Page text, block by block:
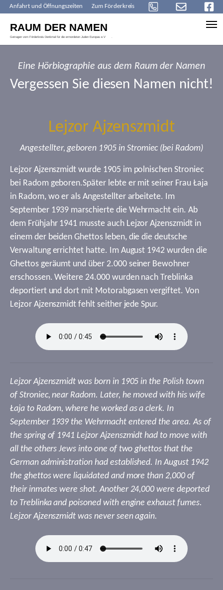
Anfahrt und Öffnungszeiten Zum Förderkreis
Eine Hörbiographie aus dem Raum der Namen
Vergessen Sie diesen Namen nicht!
Lejzor Ajzenszmidt
Angestellter, geboren 1905 in Stromiec (bei Radom)
Lejzor Ajzenszmidt wurde 1905 im polnischen Stroniec
bei Radom geboren.Später lebte er mit seiner Frau Łaja
in Radom, wo er als Angestellter arbeitete. Im
September 1939 marschierte die Wehrmacht ein. Ab
dem Frühjahr 1941 musste auch Lejzor Ajzenszmidt in
einem der beiden Ghettos leben, die die deutsche
Verwaltung errichtet hatte. Im August 1942 wurden die
Ghettos geräumt und über 2.000 seiner Bewohner
erschossen. Weitere 24.000 wurden nach Treblinka
deportiert und dort mit Motorabgasen vergiftet. Von
Lejzor Ajzenszmidt fehlt seither jede Spur.
Lejzor Ajzenszmidt was born in 1905 in the Polish town
of Stroniec, near Radom. Later, he moved with his wife
Łaja to Radom, where he worked as a clerk. In
September 1939 the Wehrmacht entered the area. As of
the spring of 1941 Lejzor Ajzenszmidt had to move with
all the others Jews into one of two ghettos that the
German administration had established. In August 1942
the ghettos were liquidated and more than 2,000 of
their inmates were shot. Another 24,000 were deported
to Treblinka and poisoned with engine exhaust fumes.
Lejzor Ajzenszmidt was never seen again.